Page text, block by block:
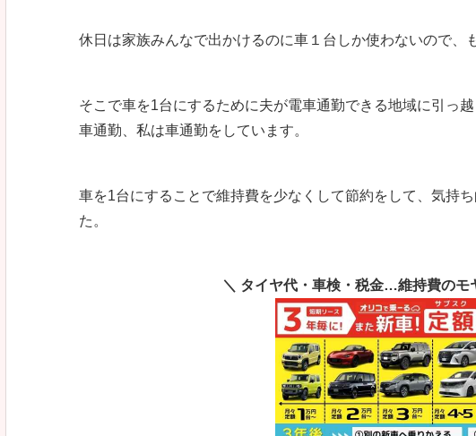
休日は家族みんなで出かけるのに車１台しか使わないので、
そこで車を1台にするために夫が電車通勤できる地域に引っ
車通勤、私は車通勤をしています。
車を1台にすることで維持費を少なくして節約をして、気持
た。
＼ タイヤ代・車検・税金…維持費のモ